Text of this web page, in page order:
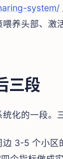
system/
养头部、激
三段
化的一段。
3-5 个小